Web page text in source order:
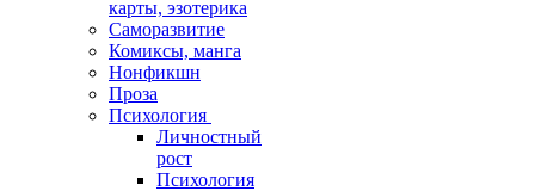
карты, эзотерика
Саморазвитие
Комиксы, манга
Нонфикшн
Проза
Психология
Личностный
рост
Психология